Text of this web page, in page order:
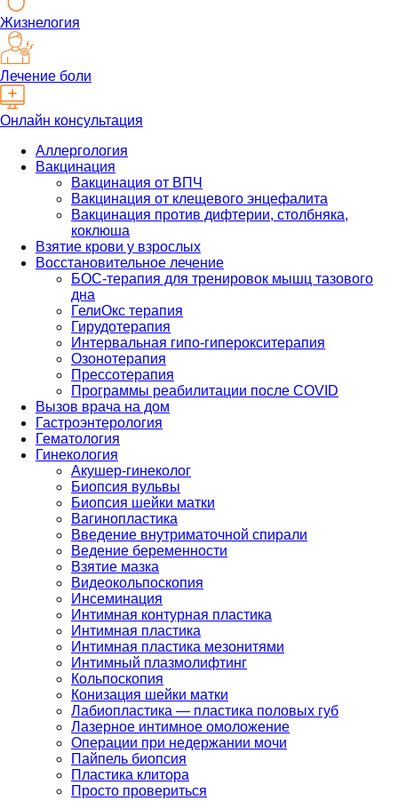
Жизнелогия
Лечение боли
Онлайн консультация
Аллергология
Вакцинация
Вакцинация от ВПЧ
Вакцинация от клещевого энцефалита
Вакцинация против дифтерии, столбняка,
коклюша
Взятие крови у взрослых
Восстановительное лечение
БОС-терапия для тренировок мышц тазового
дна
ГелиОкс терапия
Гирудотерапия
Интервальная гипо-гиперокситерапия
Озонотерапия
Прессотерапия
Программы реабилитации после СOVID
Вызов врача на дом
Гастроэнтерология
Гематология
Гинекология
Акушер-гинеколог
Биопсия вульвы
Биопсия шейки матки
Вагинопластика
Введение внутриматочной спирали
Ведение беременности
Взятие мазка
Видеокольпоскопия
Инсеминация
Интимная контурная пластика
Интимная пластика
Интимная пластика мезонитями
Интимный плазмолифтинг
Кольпоскопия
Конизация шейки матки
Лабиопластика — пластика половых губ
Лазерное интимное омоложение
Операции при недержании мочи
Пайпель биопсия
Пластика клитора
Просто провериться